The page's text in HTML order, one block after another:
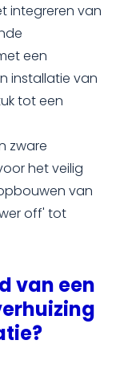
integreren van
een
installatie van
tot een
zware
het veilig
van
off' tot
van een